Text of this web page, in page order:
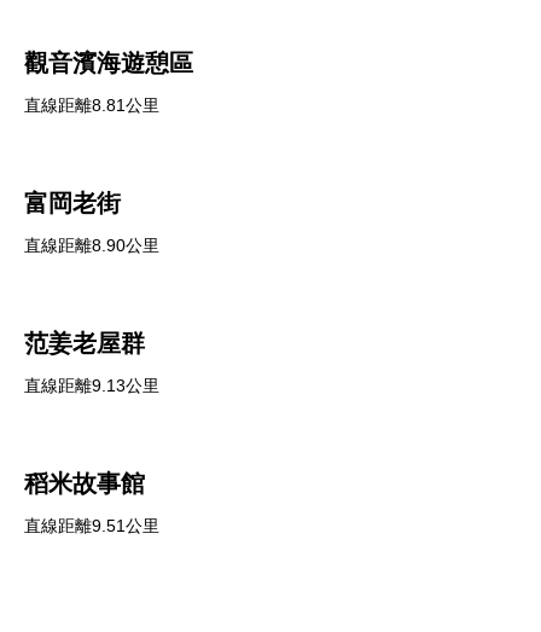
觀音濱海遊憩區
直線距離8.81公里
富岡老街
直線距離8.90公里
范姜老屋群
直線距離9.13公里
稻米故事館
直線距離9.51公里